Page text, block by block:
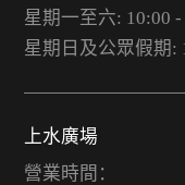
星期一至六: 10:00 -
星期日及公眾假期:
上水廣場
營業時間：